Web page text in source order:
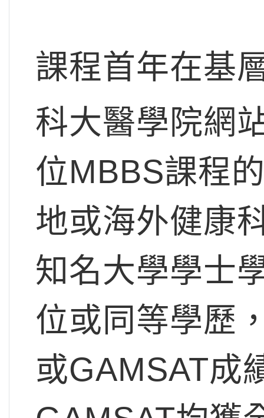
課程首年在基
科大醫學院網
位MBBS課程
地或海外健康
知名大學學士
位或同等學歷
或GAMSAT成